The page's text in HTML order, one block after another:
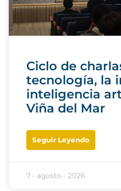
Ciclo de
tecnología, la
inteligencia
Viña del Mar
Seguir Leyendo
7 - agosto - 2026